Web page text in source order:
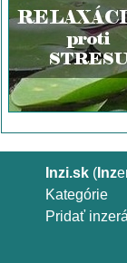
Inzi.sk ( Inz
Kategórie
Pridať